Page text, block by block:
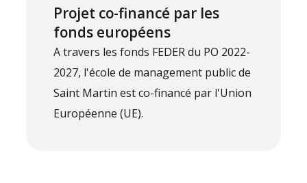
Projet co-financé par les
fonds européens
A travers les fonds FEDER du PO 2022-
2027, l'école de management public de
Saint Martin est co-financé par l'Union
Européenne (UE).